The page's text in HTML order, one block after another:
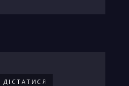
ДIСТАТИСЯ